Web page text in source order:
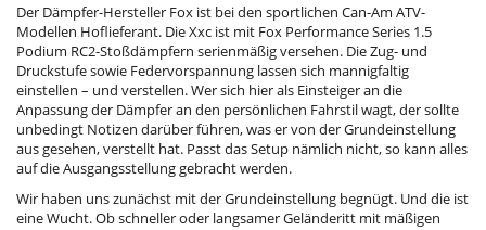
Der Dämpfer-Hersteller Fox ist bei den sportlichen Can-Am ATV-
Modellen Hoflieferant. Die Xxc ist mit Fox Performance Series 1.5
Podium RC2-Stoßdämpfern serienmäßig versehen. Die Zug- und
Druckstufe sowie Federvorspannung lassen sich mannigfaltig
einstellen – und verstellen. Wer sich hier als Einsteiger an die
Anpassung der Dämpfer an den persönlichen Fahrstil wagt, der sollte
unbedingt Notizen darüber führen, was er von der Grundeinstellung
aus gesehen, verstellt hat. Passt das Setup nämlich nicht, so kann alles
auf die Ausgangsstellung gebracht werden.
Wir haben uns zunächst mit der Grundeinstellung begnügt. Und die ist
eine Wucht. Ob schneller oder langsamer Geländeritt mit mäßigen